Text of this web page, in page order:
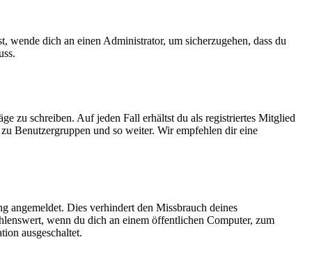
dich an einen Administrator, um sicherzugehen, dass du
zu schreiben. Auf jeden Fall erhältst du als registriertes Mitglied
Benutzergruppen und so weiter. Wir empfehlen dir eine
angemeldet. Dies verhindert den Missbrauch deines
wenn du dich an einem öffentlichen Computer, zum
ausgeschaltet.